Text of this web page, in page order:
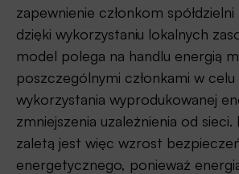
zapewnienie członkom
dzięki wykorzystaniu lokalnych
model polega na handlu energią
poszczególnymi członkami w celu
wykorzystania wyprodukowanej
zmniejszenia uzależnienia od
zaletą jest więc wzrost
energetycznego, ponieważ